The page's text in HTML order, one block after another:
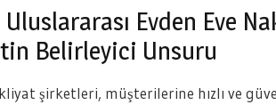
Evden Eve
Belirleyici Unsuru
şirketleri, müşterilerine hızlı ve